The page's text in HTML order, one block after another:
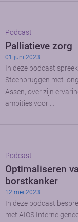
Podcast
Palliatieve zorg
01 juni 2023
In deze podcast
Steenbruggen met
Assen, over zijn
ambities voor …
Podcast
Optimaliseren
borstkanker
12 mei 2023
In deze podcast
met AIOS Interne